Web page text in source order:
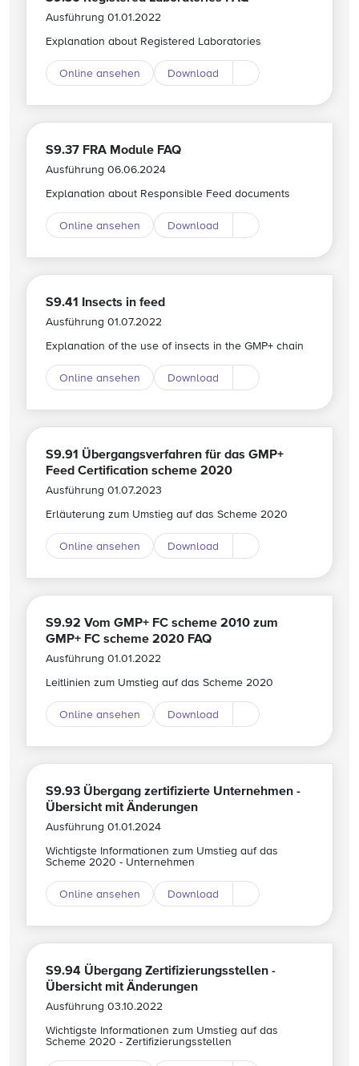
Ausführung 01.01.2022
Explanation about Registered Laboratories
Online ansehen Download
Download andere
S9.37 FRA Module FAQ
Ausführung 06.06.2024
Explanation about Responsible Feed documents
Online ansehen Download
Download andere
S9.41 Insects in feed
Ausführung 01.07.2022
Explanation of the use of insects in the GMP+ chain
Online ansehen Download
Download andere
S9.91 Übergangsverfahren für das GMP+
Feed Certification scheme 2020
Ausführung 01.07.2023
Erläuterung zum Umstieg auf das Scheme 2020
Online ansehen Download
Download andere
S9.92 Vom GMP+ FC scheme 2010 zum
GMP+ FC scheme 2020 FAQ
Ausführung 01.01.2022
Leitlinien zum Umstieg auf das Scheme 2020
Online ansehen Download
Download andere
S9.93 Übergang zertifizierte Unternehmen -
Übersicht mit Änderungen
Ausführung 01.01.2024
Wichtigste Informationen zum Umstieg auf das
Scheme 2020 - Unternehmen
Online ansehen Download
Download andere
S9.94 Übergang Zertifizierungsstellen -
Übersicht mit Änderungen
Ausführung 03.10.2022
Wichtigste Informationen zum Umstieg auf das
Scheme 2020 - Zertifizierungsstellen